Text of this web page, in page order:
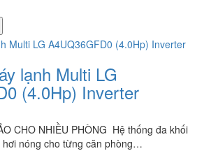
lạnh Multi LG
(4.0Hp) Inverter
CHO NHIỀU PHÒNG Hệ thống đa khối
hơi nóng cho từng căn phòng…